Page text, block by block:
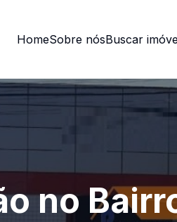
HomeSobre nósBuscar
no